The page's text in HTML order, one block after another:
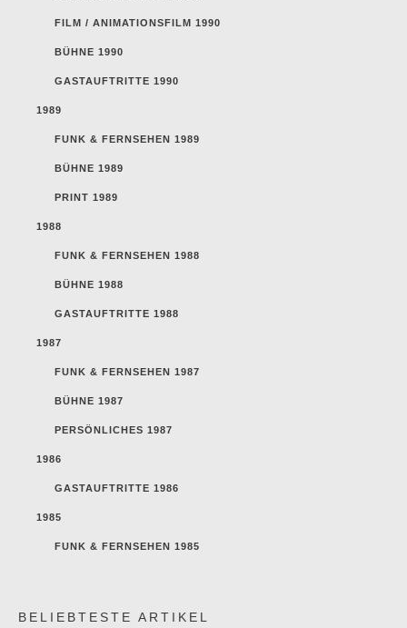
FILM / ANIMATIONSFILM 1990
BÜHNE 1990
GASTAUFTRITTE 1990
1989
FUNK & FERNSEHEN 1989
BÜHNE 1989
PRINT 1989
1988
FUNK & FERNSEHEN 1988
BÜHNE 1988
GASTAUFTRITTE 1988
1987
FUNK & FERNSEHEN 1987
BÜHNE 1987
PERSÖNLICHES 1987
1986
GASTAUFTRITTE 1986
1985
FUNK & FERNSEHEN 1985
BELIEBTESTE ARTIKEL